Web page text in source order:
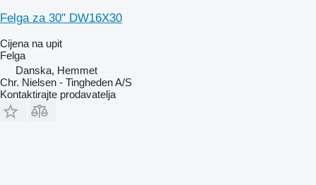
Felga za 30" DW16X30
Cijena na upit
Felga
Danska, Hemmet
Chr. Nielsen - Tingheden A/S
Kontaktirajte prodavatelja